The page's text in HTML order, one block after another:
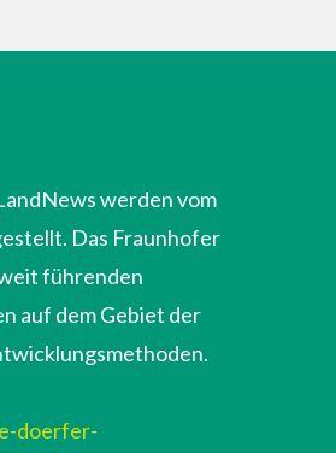
werden vom
Das Fraunhofer
führenden
auf dem Gebiet der
doerfer-